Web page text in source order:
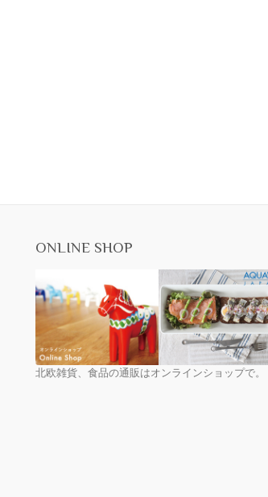
ONLINE SHOP
北欧雑貨、食品の通販はオンラインショップで。